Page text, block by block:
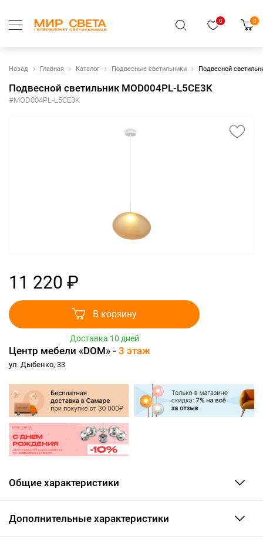
0 0
Назад Главная Каталог Подвесные светильники Подвесной
Подвесной светильник MOD004PL-L5CE3K
#MOD004PL-L5CE3K
11 220 ₽
В корзину
Доставка 10 дней
Центр мебели «DOM» - 3 этаж
ул. Дыбенко, 33
Общие характеристики
Дополнительные характеристики